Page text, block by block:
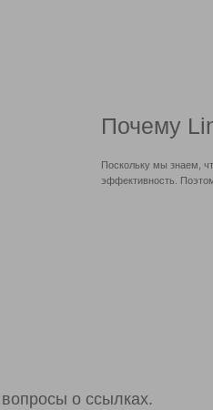
Почему
Поскольку мы знаем,
эффективность.
о ссылках.